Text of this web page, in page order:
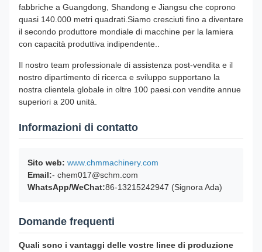
fabbriche a Guangdong, Shandong e Jiangsu che coprono
quasi 140.000 metri quadrati.Siamo cresciuti fino a diventare
il secondo produttore mondiale di macchine per la lamiera
con capacità produttiva indipendente..
Il nostro team professionale di assistenza post-vendita e il
nostro dipartimento di ricerca e sviluppo supportano la
nostra clientela globale in oltre 100 paesi.con vendite annue
superiori a 200 unità.
Informazioni di contatto
Sito web: www.chmmachinery.com
Email:- chem017@schm.com
WhatsApp/WeChat:86-13215242947 (Signora Ada)
Domande frequenti
Quali sono i vantaggi delle vostre linee di produzione